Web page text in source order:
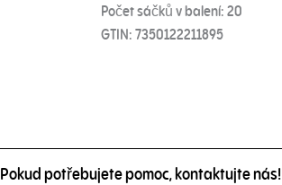
Počet sáčků v balení: 20
GTIN: 7350122211895
Pokud potřebujete pomoc, kontaktujte nás!